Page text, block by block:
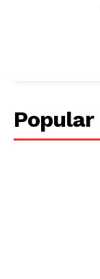
Popular